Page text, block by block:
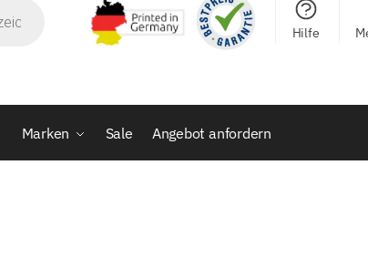
Hilfe
Marken Sale Angebot anfordern